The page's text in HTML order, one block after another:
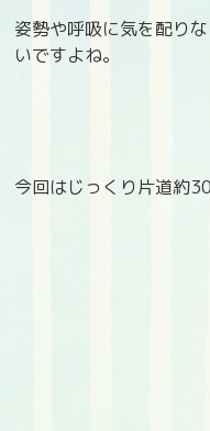
姿勢や呼吸に気を配り
いですよね。
今回はじっくり片道約